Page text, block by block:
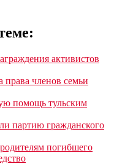
активистов
права членов семьи
помощь тульским
партию гражданского
погибшего